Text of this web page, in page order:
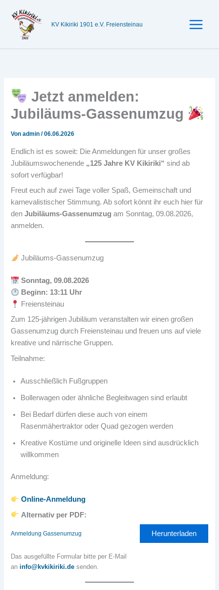
Inhalt
springen
KV Kikiriki 1901 e.V. Freiensteinau
Jetzt anmelden:
Jubiläums-Gassenumzug
Vonadmin/06.06.2026
Endlich ist es soweit: Die Anmeldungen für unser großes
Jubiläumswochenende „125 Jahre KV Kikiriki“ sind ab
sofort verfügbar!
Freut euch auf zwei Tage voller Spaß, Gemeinschaft und
karnevalistischer Stimmung. Ab sofort könnt ihr euch hier für
denJubiläums-Gassenumzug am Sonntag, 09.08.2026,
anmelden.
Jubiläums-Gassenumzug
Sonntag, 09.08.2026
Beginn: 13:11 Uhr
Freiensteinau
Zum 125-jährigen Jubiläum veranstalten wir einen großen
Gassenumzug durch Freiensteinau und freuen uns auf viele
kreative und närrische Gruppen.
Teilnahme:
Ausschließlich Fußgruppen
Bollerwagen oder ähnliche Begleitwagen sind erlaubt
Bei Bedarf dürfen diese auch von einem
Rasenmähertraktor oder Quad gezogen werden
Kreative Kostüme und originelle Ideen sind ausdrücklich
willkommen
Anmeldung:
Online-Anmeldung
Alternativ per PDF:
Anmeldung Gassenumzug Herunterladen
Das ausgefüllte Formular bitte per E-Mail
aninfo@kvkikiriki.de senden.